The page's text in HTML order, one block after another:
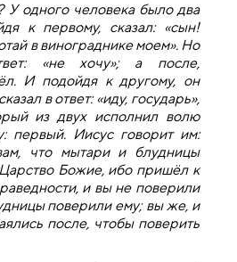
У одного человека было два
к первому, сказал: «сын!
в винограднике моем». Но
«не хочу»; а после,
И подойдя к другому, он
в ответ: «иду, государь»,
из двух исполнил волю
первый. Иисус говорит им:
что мытари и блудницы
Божие, ибо пришёл к
и вы не поверили
поверили ему; вы же, и
после, чтобы поверить